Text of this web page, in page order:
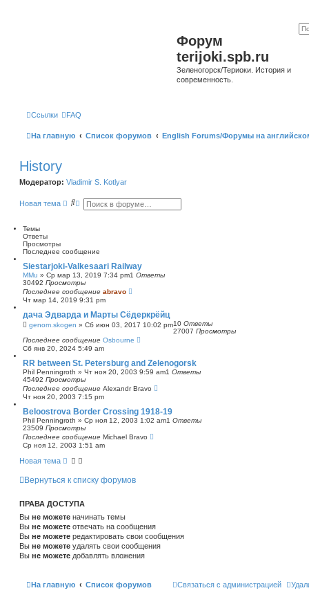
Форум
terijoki.spb.ru
Зеленогорск/Териоки. История и
современность.
Ссылки FAQ
На главную Список форумов English Forums/Форумы на
History
Модератор: Vladimir S. Kotlyar
Новая тема
П Р
е
н
ы
й
п
о
с
к
Темы
Ответы
Просмотры
Последнее сообщение
Siestarjoki-Valkesaari Railway
MMu » Ср мар 13, 2019 7:34 pm1 Ответы
30492 Просмотры
Последнее сообщение abravo
Чт мар 14, 2019 9:31 pm
дача Эдварда и Марты Сёдеркрёйц
genom.skogen » Сб июн 03, 2017 10:02 pm10 Ответы
27007 Просмотры
Последнее сообщение Osbourne
Сб янв 20, 2024 5:49 am
RR between St. Petersburg and Zelenogorsk
Phil Penningroth » Чт ноя 20, 2003 9:59 am1 Ответы
45492 Просмотры
Последнее сообщение Alexandr Bravo
Чт ноя 20, 2003 7:15 pm
Beloostrova Border Crossing 1918-19
Phil Penningroth » Ср ноя 12, 2003 1:02 am1 Ответы
23509 Просмотры
Последнее сообщение Michael Bravo
Ср ноя 12, 2003 1:51 am
Новая тема
Вернуться к списку форумов
ПРАВА ДОСТУПА
Вы не можете начинать темы
Вы не можете отвечать на сообщения
Вы не можете редактировать свои сообщения
Вы не можете удалять свои сообщения
Вы не можете добавлять вложения
На главную Список форумов Связаться с администрацией